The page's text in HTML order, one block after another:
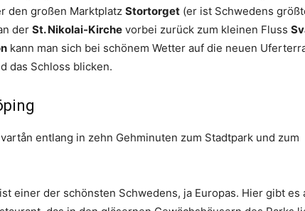
den großen Marktplatz Stortorget (er ist Schwedens
der St. Nikolai-Kirche vorbei zurück zum kleinen Fluss
kann man sich bei schönem Wetter auf die neuen
das Schloss blicken.
entlang in zehn Gehminuten zum Stadtpark und zum
einer der schönsten Schwedens, ja Europas. Hier gibt es